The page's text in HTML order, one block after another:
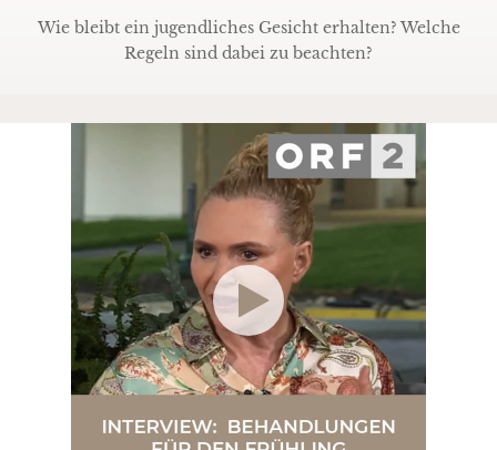
Wie bleibt ein jugendliches Gesicht erhalten? Welche
Regeln sind dabei zu beachten?